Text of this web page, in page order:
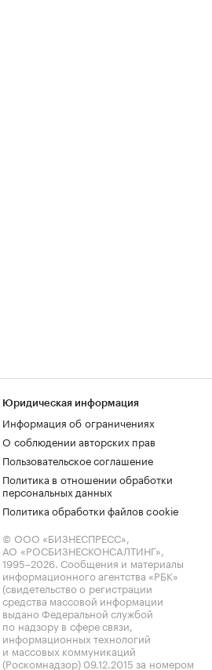
Юридическая информация
Информация об ограничениях
О соблюдении авторских прав
Пользовательское соглашение
Политика в отношении обработки
персональных данных
Политика обработки файлов cookie
© ООО «БИЗНЕСПРЕСС»,
АО «РОСБИЗНЕСКОНСАЛТИНГ»,
1995–2026. Сообщения и материалы
информационного агентства «РБК»
(свидетельство о регистрации
средства массовой информации
выдано Федеральной службой
по надзору в сфере связи,
информационных технологий
и массовых коммуникаций
(Роскомнадзор) 09.12.2015 за номером